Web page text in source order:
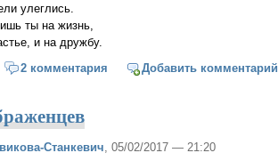
улеглись.
ты на жизнь,
и на дружбу.
Белогорском отстояли службу…
2 комментария Добавить комментарий
Станкевич , 05/02/2017 — 21:20